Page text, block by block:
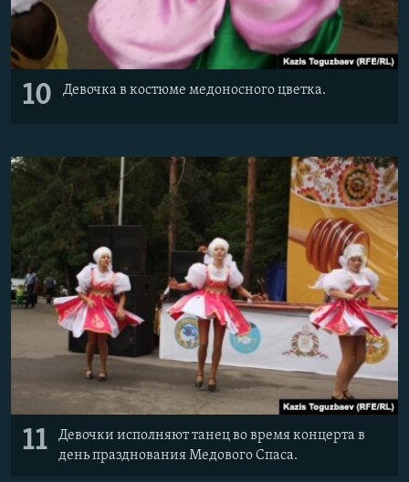
10 Девочка в костюме медоносного цветка.
11
Девочки исполняют танец во время концерта в
день празднования Медового Спаса.